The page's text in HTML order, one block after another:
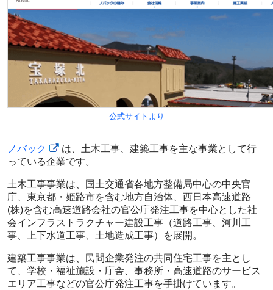
公式サイトより
ノバック
は、土木工事、建築工事を主な事業として行
っている企業です。
土木工事事業は、国土交通省各地方整備局中心の中央官
庁、東京都・姫路市を含む地方自治体、西日本高速道路
(株)を含む高速道路会社の官公庁発注工事を中心とした社
会インフラストラクチャー建設工事（道路工事、河川工
事、上下水道工事、土地造成工事）を展開。
建築工事事業は、民間企業発注の共同住宅工事を主とし
て、学校・福祉施設・庁舎、事務所・高速道路のサービス
エリア工事などの官公庁発注工事を手掛けています。